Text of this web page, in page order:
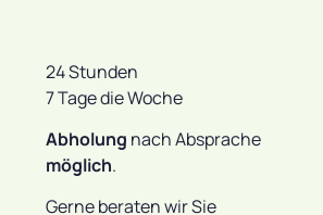
24 Stunden
7 Tage die Woche
Abholung nach Absprache
möglich.
Gerne beraten wir Sie